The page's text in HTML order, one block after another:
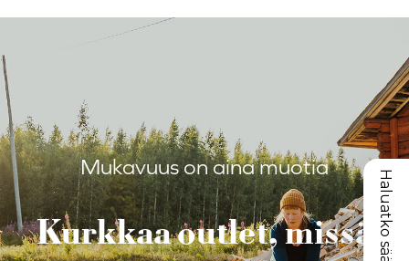
Mukavuus on aina muotia
Kurkkaa outlet, missä